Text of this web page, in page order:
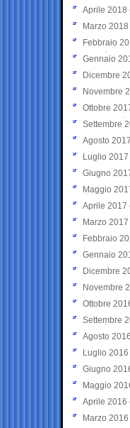
Aprile 2018
Marzo 2018
Febbraio
Gennaio
Dicembre
Novembre
Ottobre
Settembre
Agosto 2017
Luglio 2017
Giugno
Maggio
Aprile 2017
Marzo 2017
Febbraio
Gennaio
Dicembre
Novembre
Ottobre
Settembre
Agosto 2016
Luglio 2016
Giugno
Maggio
Aprile 2016
Marzo 2016